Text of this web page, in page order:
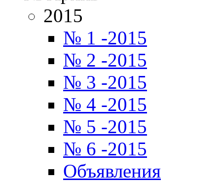
2015
№ 1 -2015
№ 2 -2015
№ 3 -2015
№ 4 -2015
№ 5 -2015
№ 6 -2015
Объявления